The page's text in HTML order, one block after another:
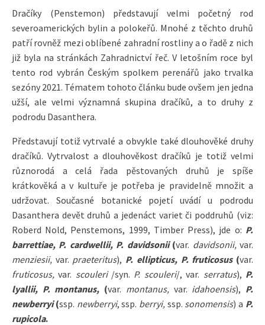
Dračíky (Penstemon) představují velmi početný rod
severoamerických bylin a polokeřů. Mnohé z těchto druhů
patří rovněž mezi oblíbené zahradní rostliny a o řadě z nich
již byla na stránkách Zahradnictví řeč. V letošním roce byl
tento rod vybrán Českým spolkem perenářů jako trvalka
sezóny 2021. Tématem tohoto článku bude ovšem jen jedna
užší, ale velmi významná skupina dračíků, a to druhy z
podrodu Dasanthera.
Představují totiž vytrvalé a obvykle také dlouhověké druhy
dračíků. Vytrvalost a dlouhověkost dračíků je totiž velmi
různorodá a celá řada pěstovaných druhů je spíše
krátkověká a v kultuře je potřeba je pravidelně množit a
udržovat. Současné botanické pojetí uvádí u podrodu
Dasanthera devět druhů a jedenáct variet či poddruhů (viz:
Roberd Nold, Penstemons, 1999, Timber Press), jde o: P.
barrettiae, P. cardwellii, P. davidsonii (var. davidsonii,var.
menziesii, var. praeteritus), P. ellipticus, P. fruticosus (var.
fruticosus, var. scouleri/syn. P. scouleri/, var. serratus), P.
lyallii, P. montanus, (var. montanus, var. idahoensis), P.
newberryi(ssp. newberryi, ssp. berryi, ssp. sonomensis) a P.
rupicola.